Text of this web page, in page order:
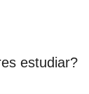
estudiar?